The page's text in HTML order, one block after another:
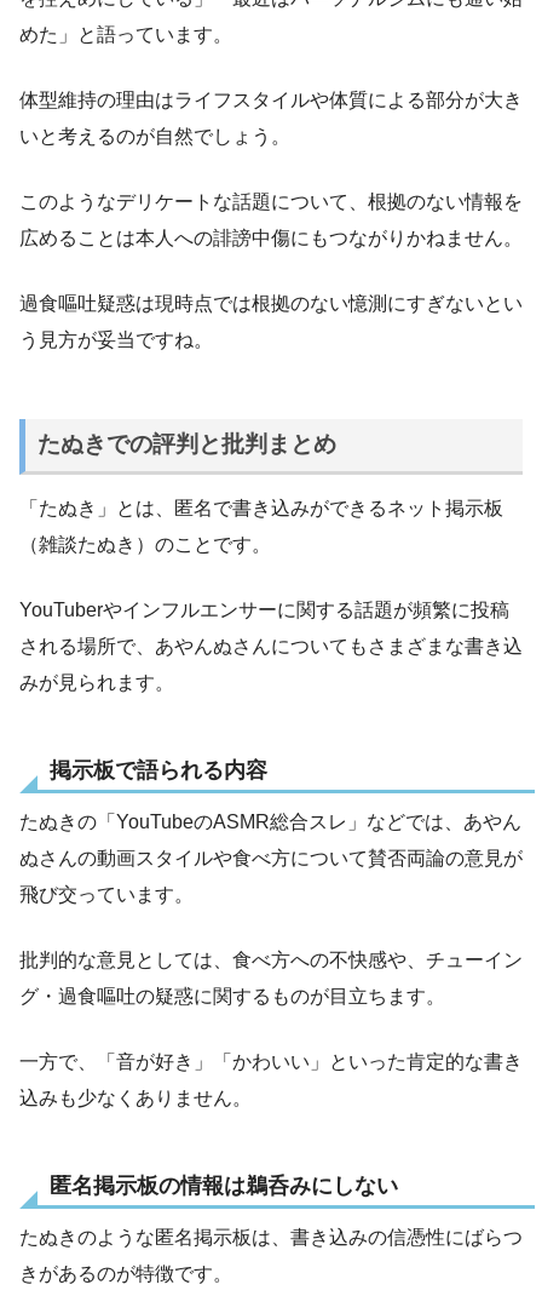
めた」と語っています。
体型維持の理由はライフスタイルや体質による部分が大き
いと考えるのが自然でしょう。
このようなデリケートな話題について、根拠のない情報を
広めることは本人への誹謗中傷にもつながりかねません。
過食嘔吐疑惑は現時点では根拠のない憶測にすぎないとい
う見方が妥当ですね。
たぬきでの評判と批判まとめ
「たぬき」とは、匿名で書き込みができるネット掲示板
（雑談たぬき）のことです。
YouTuberやインフルエンサーに関する話題が頻繁に投稿
される場所で、あやんぬさんについてもさまざまな書き込
みが見られます。
掲示板で語られる内容
たぬきの「YouTubeのASMR総合スレ」などでは、あやん
ぬさんの動画スタイルや食べ方について賛否両論の意見が
飛び交っています。
批判的な意見としては、食べ方への不快感や、チューイン
グ・過食嘔吐の疑惑に関するものが目立ちます。
一方で、「音が好き」「かわいい」といった肯定的な書き
込みも少なくありません。
匿名掲示板の情報は鵜呑みにしない
たぬきのような匿名掲示板は、書き込みの信憑性にばらつ
きがあるのが特徴です。